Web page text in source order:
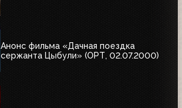
Анонс фильма «Дачная поездка
сержанта Цыбули» (ОРТ, 02.07.2000)